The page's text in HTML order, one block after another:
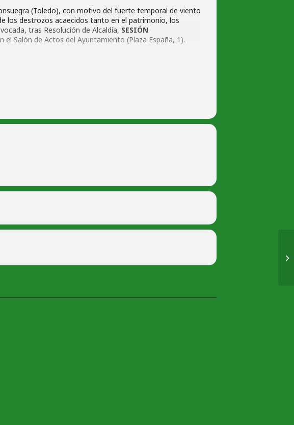
(Toledo), con motivo del fuerte temporal de viento
los destrozos acaecidos tanto en el patrimonio, los
tras Resolución de Alcaldía, SESIÓN
el Salón de Actos del Ayuntamiento (Plaza España, 1).
gravemente por una emergencias de protección